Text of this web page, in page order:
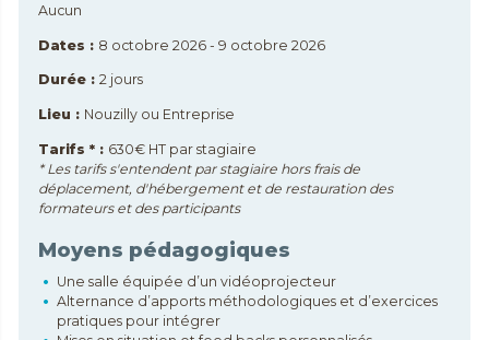
Aucun
Dates : 8 octobre 2026 - 9 octobre 2026
Durée : 2 jours
Lieu : Nouzilly ou Entreprise
Tarifs * : 630€ HT par stagiaire
* Les tarifs s'entendent par stagiaire hors frais de
déplacement, d'hébergement et de restauration des
formateurs et des participants
Moyens pédagogiques
Une salle équipée d’un vidéoprojecteur
Alternance d’apports méthodologiques et d’exercices
pratiques pour intégrer